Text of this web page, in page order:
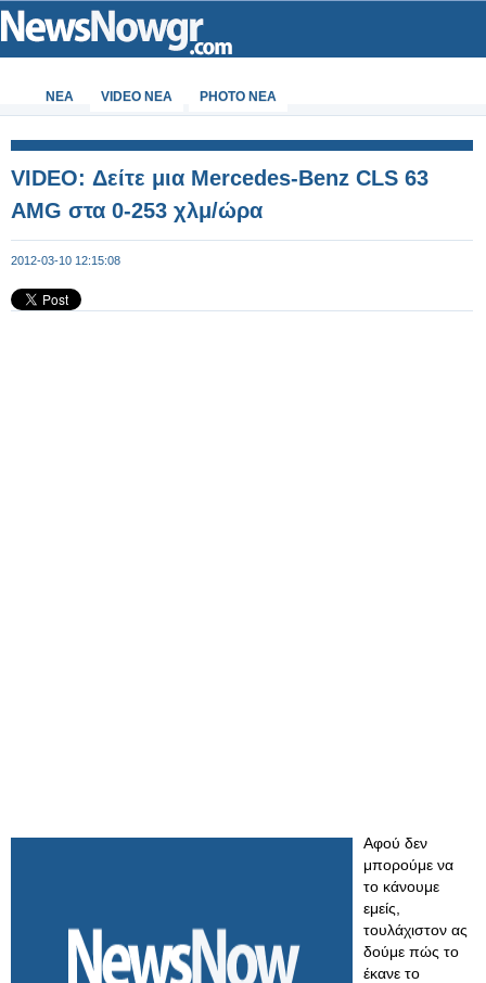
ΝΕΑ VIDEO NEA PHOTO NEA
VIDEO: Δείτε μια Mercedes-Benz CLS 63
AMG στα 0-253 χλμ/ώρα
2012-03-10 12:15:08
Αφού δεν
μπορούμε να
το κάνουμε
εμείς,
τουλάχιστον ας
δούμε πώς το
έκανε το